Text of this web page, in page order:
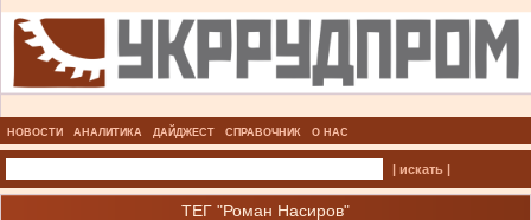
НОВОСТИ АНАЛИТИКА ДАЙДЖЕСТ СПРАВОЧНИК О НАС
| искать |
ТЕГ "Роман Насиров"